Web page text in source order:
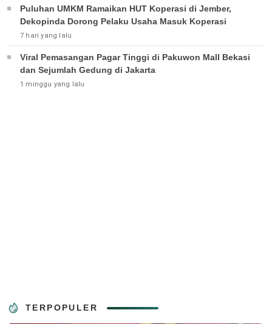
Puluhan UMKM Ramaikan HUT Koperasi di Jember,
Dekopinda Dorong Pelaku Usaha Masuk Koperasi
7 hari yang lalu
Viral Pemasangan Pagar Tinggi di Pakuwon Mall Bekasi
dan Sejumlah Gedung di Jakarta
1 minggu yang lalu
TERPOPULER